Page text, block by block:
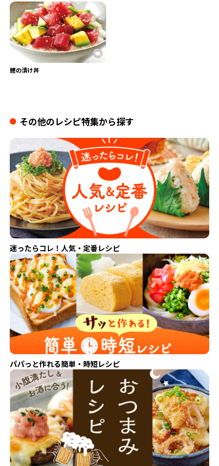
鰹の漬け丼
その他のレシピ特集から探す
迷ったらコレ！人気・定番レシピ
パパっと作れる簡単・時短レシピ